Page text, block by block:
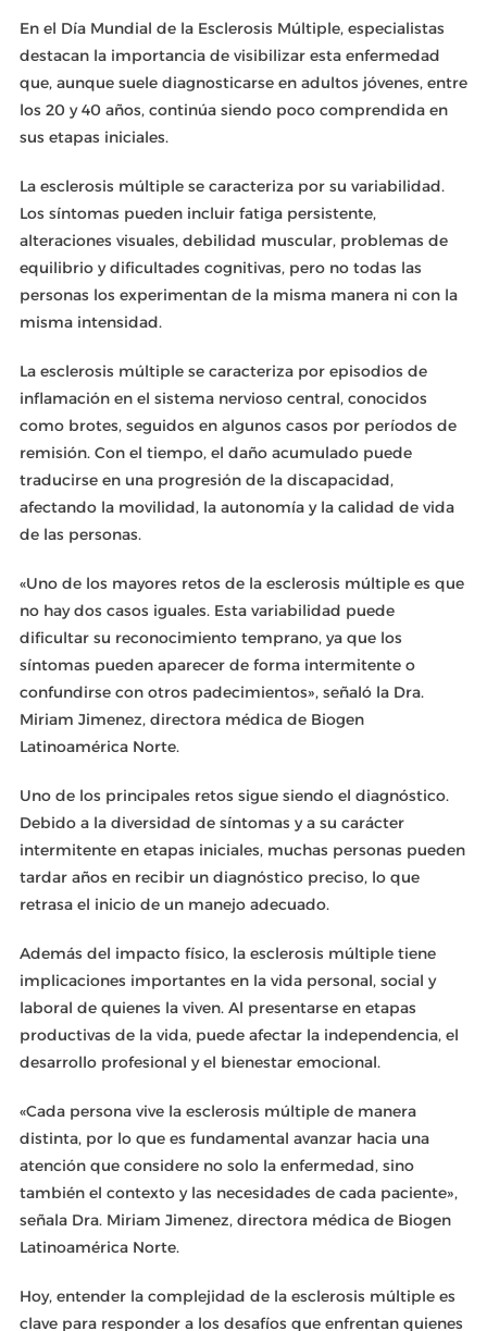
En el Día Mundial de la Esclerosis Múltiple, especialistas
destacan la importancia de visibilizar esta enfermedad
que, aunque suele diagnosticarse en adultos jóvenes, entre
los 20 y 40 años, continúa siendo poco comprendida en
sus etapas iniciales.
La esclerosis múltiple se caracteriza por su variabilidad.
Los síntomas pueden incluir fatiga persistente,
alteraciones visuales, debilidad muscular, problemas de
equilibrio y dificultades cognitivas, pero no todas las
personas los experimentan de la misma manera ni con la
misma intensidad.
La esclerosis múltiple se caracteriza por episodios de
inflamación en el sistema nervioso central, conocidos
como brotes, seguidos en algunos casos por períodos de
remisión. Con el tiempo, el daño acumulado puede
traducirse en una progresión de la discapacidad,
afectando la movilidad, la autonomía y la calidad de vida
de las personas.
«Uno de los mayores retos de la esclerosis múltiple es que
no hay dos casos iguales. Esta variabilidad puede
dificultar su reconocimiento temprano, ya que los
síntomas pueden aparecer de forma intermitente o
confundirse con otros padecimientos», señaló la Dra.
Miriam Jimenez, directora médica de Biogen
Latinoamérica Norte.
Uno de los principales retos sigue siendo el diagnóstico.
Debido a la diversidad de síntomas y a su carácter
intermitente en etapas iniciales, muchas personas pueden
tardar años en recibir un diagnóstico preciso, lo que
retrasa el inicio de un manejo adecuado.
Además del impacto físico, la esclerosis múltiple tiene
implicaciones importantes en la vida personal, social y
laboral de quienes la viven. Al presentarse en etapas
productivas de la vida, puede afectar la independencia, el
desarrollo profesional y el bienestar emocional.
«Cada persona vive la esclerosis múltiple de manera
distinta, por lo que es fundamental avanzar hacia una
atención que considere no solo la enfermedad, sino
también el contexto y las necesidades de cada paciente»,
señala Dra. Miriam Jimenez, directora médica de Biogen
Latinoamérica Norte.
Hoy, entender la complejidad de la esclerosis múltiple es
clave para responder a los desafíos que enfrentan quienes